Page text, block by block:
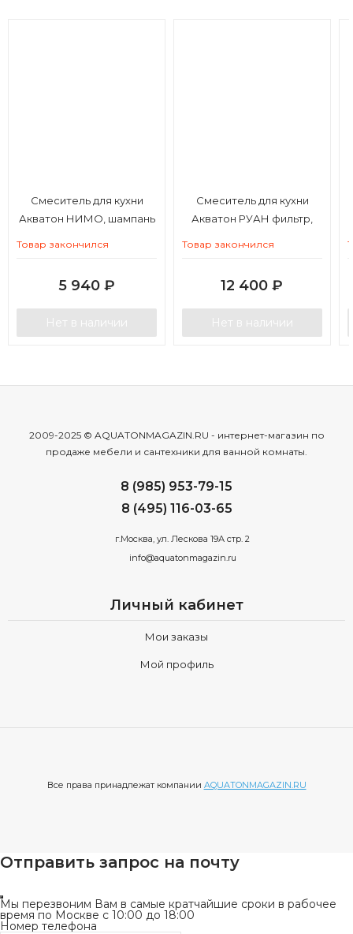
Смеситель для кухни
Акватон НИМО, шампань
Товар закончился
5 940 ₽
Нет в наличии
Смеситель для кухни
Акватон РУАН фильтр,
Товар закончился
12 400 ₽
Нет в наличии
2009-2025 © AQUATONMAGAZIN.RU - интернет-магазин по
продаже мебели и сантехники для ванной комнаты.
8 (985) 953-79-15
8 (495) 116-03-65
г.Москва, ул. Лескова 19А стр. 2
info@aquatonmagazin.ru
Личный кабинет
Мои заказы
Мой профиль
Все права принадлежат компании AQUATONMAGAZIN.RU
Отправить запрос на почту
Мы перезвоним Вам в самые кратчайшие сроки в рабочее
время по Москве с 10:00 до 18:00
Номер телефона